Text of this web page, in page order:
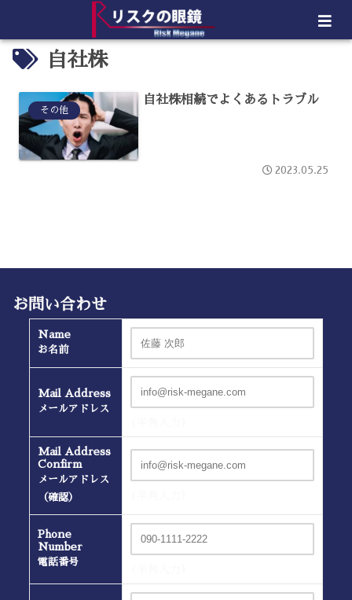
自社株
その他
自社株相続でよくあるトラブル
2023.05.25
お問い合わせ
Name
お名前
Mail Address
メールアドレス
Mail Address
Confirm
メールアドレス
（確認）
Phone
Number
電話番号